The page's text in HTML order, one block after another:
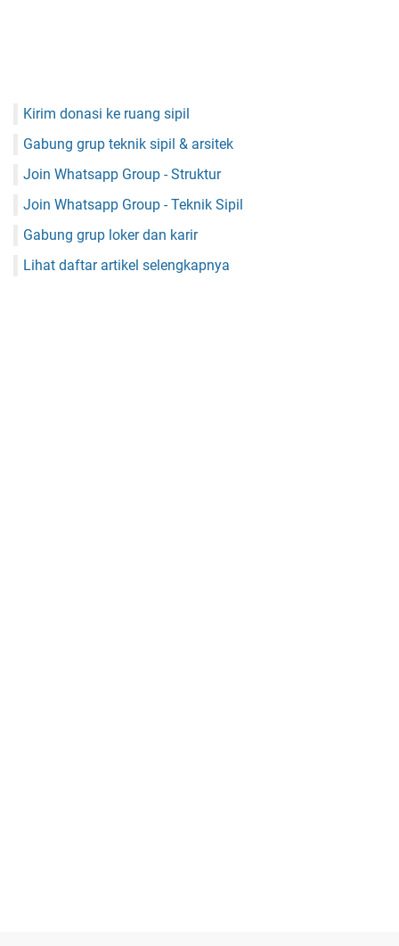
Kirim donasi ke ruang sipil
Gabung grup teknik sipil & arsitek
Join Whatsapp Group - Struktur
Join Whatsapp Group - Teknik Sipil
Gabung grup loker dan karir
Lihat daftar artikel selengkapnya